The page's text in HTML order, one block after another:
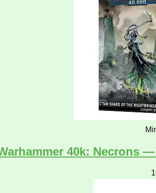
40k: Necrons